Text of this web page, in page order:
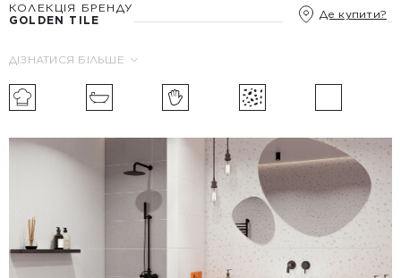
КОЛЕКЦІЯ БРЕНДУ
GOLDEN TILE
Де купити?
ДІЗНАТИСЯ БІЛЬШЕ